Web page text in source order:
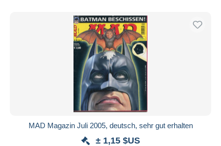
Uniquement en réduction
Livraison gratuite
Méthodes de paiement
Virement bancaire
Mastercard
iDeal
MAD Magazin Juli 2005, deutsch, sehr gut erhalten
± 1,15 $US